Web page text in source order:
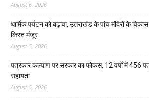
August 6, 2026
धार्मिक पर्यटन को बढ़ावा, उत्तराखंड के पांच मंदिरों के
किस्त मंजूर
August 5, 2026
पत्रकार कल्याण पर सरकार का फोकस, 12 वर्षों में 456
सहायता
August 5, 2026